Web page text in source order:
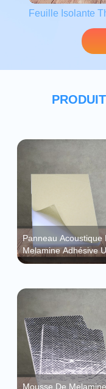
Feuille Isolante
Panneau Acoustique
Melamine Adhésive
Atéral
Mousse De